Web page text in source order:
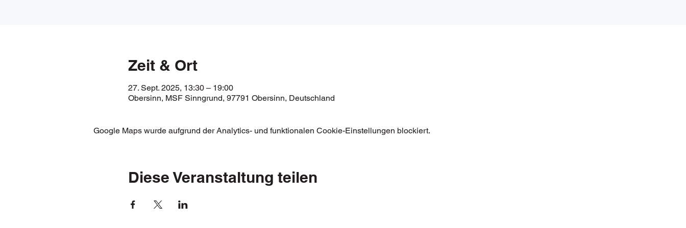
Zeit & Ort
27. Sept. 2025, 13:30 – 19:00
Obersinn, MSF Sinngrund, 97791 Obersinn, Deutschland
Google Maps wurde aufgrund der Analytics- und funktionalen Cookie-Einstellungen blockiert.
Diese Veranstaltung teilen